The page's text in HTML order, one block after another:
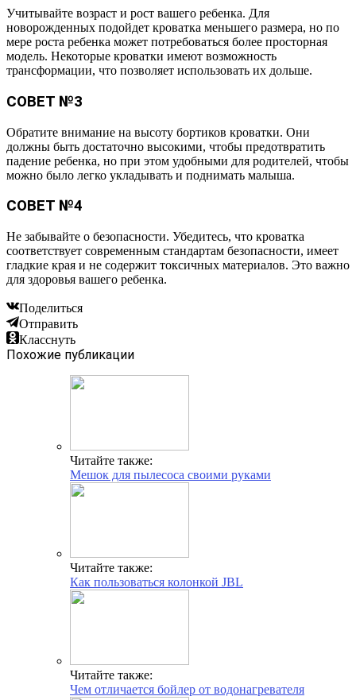
Учитывайте возраст и рост вашего ребенка. Для
новорожденных подойдет кроватка меньшего размера, но по
мере роста ребенка может потребоваться более просторная
модель. Некоторые кроватки имеют возможность
трансформации, что позволяет использовать их дольше.
СОВЕТ №3
Обратите внимание на высоту бортиков кроватки. Они
должны быть достаточно высокими, чтобы предотвратить
падение ребенка, но при этом удобными для родителей, чтобы
можно было легко укладывать и поднимать малыша.
СОВЕТ №4
Не забывайте о безопасности. Убедитесь, что кроватка
соответствует современным стандартам безопасности, имеет
гладкие края и не содержит токсичных материалов. Это важно
для здоровья вашего ребенка.
Поделиться
Отправить
Класснуть
Похожие публикации
Читайте также:
Мешок для пылесоса своими руками
Читайте также:
Как пользоваться колонкой JBL
Читайте также:
Чем отличается бойлер от водонагревателя